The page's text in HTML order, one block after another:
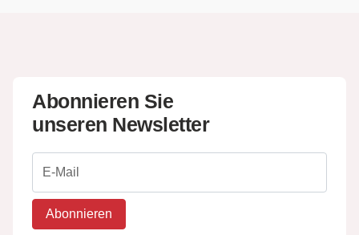
Abonnieren Sie
unseren Newsletter
Abonnieren